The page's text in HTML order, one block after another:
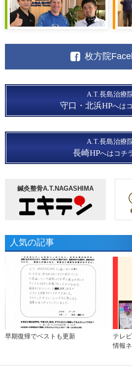
枚方院
A.T.長島治療
守口・北浜HPへは
A.T.長島治療
長崎HPへはコチ
鍼灸整骨A.T.NAGASHIMA
人気の記事
早期復帰でベストも更新
テレ
情報